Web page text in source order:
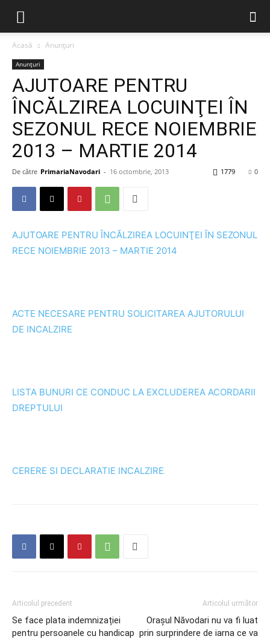
Acasă Anunțuri
Anunțuri
AJUTOARE PENTRU
ÎNCĂLZIREA LOCUINŢEI ÎN
SEZONUL RECE NOIEMBRIE
2013 – MARTIE 2014
De către PrimariaNavodari - 16 octombrie, 2013 0
1779
AJUTOARE PENTRU ÎNCĂLZIREA LOCUINŢEI ÎN SEZONUL
RECE NOIEMBRIE 2013 – MARTIE 2014
ACTE NECESARE PENTRU SOLICITAREA AJUTORULUI
DE INCALZIRE
LISTA BUNURI CE CONDUC LA EXCLUDEREA ACORDARII
DREPTULUI
CERERE SI DECLARATIE INCALZIRE
Articolul precedent
Se face plata indemnizației
pentru persoanele cu handicap
Articolul următor
Oraşul Năvodari nu va fi luat
prin surprindere de iarna ce va